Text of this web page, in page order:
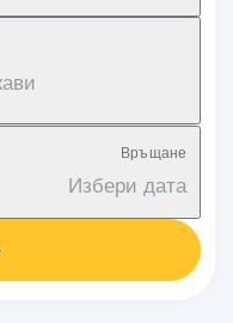
Връщане
Избери дата